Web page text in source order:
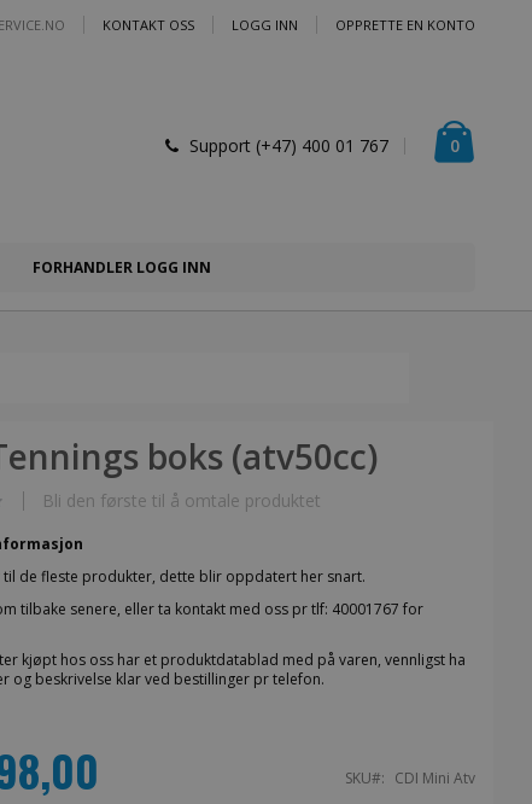
KONTAKT OSS LOGG INN OPPRETTE EN KONTO
0varer
Support (+47) 400 01 767
FORHANDLER LOGG INN
boks (atv50cc)
Bli den første til å omtale produktet
til de fleste produkter, dette blir oppdatert her snart.
tilbake senere, eller ta kontakt med oss pr tlf: 40001767 for
kjøpt hos oss har et produktdatablad med på varen, vennligst ha
og beskrivelse klar ved bestillinger pr telefon.
SKU CDI Mini Atv